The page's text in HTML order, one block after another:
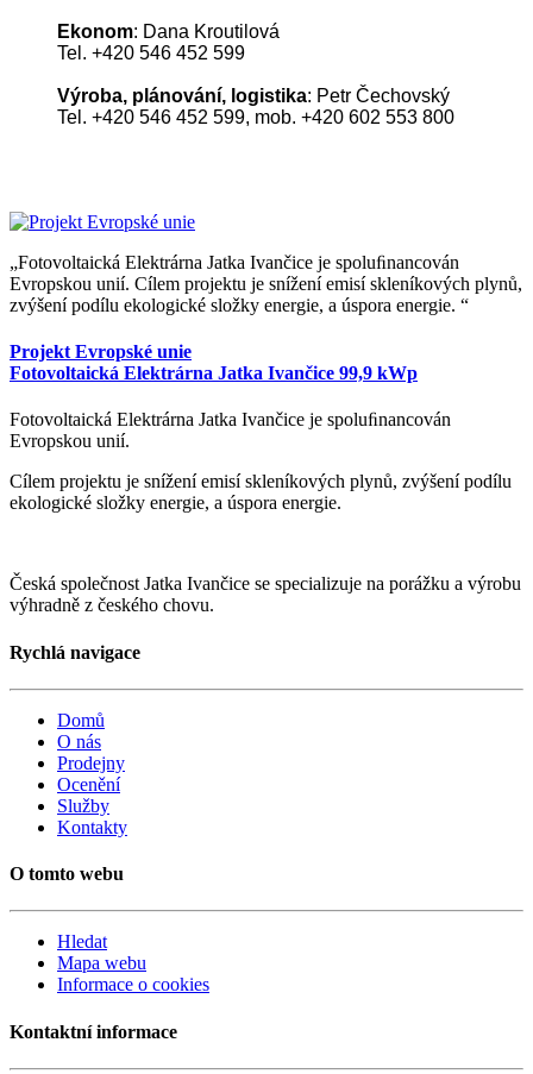
Ekonom: Dana Kroutilová
Tel. +420 546 452 599
Výroba, plánování, logistika: Petr Čechovský
Tel. +420 546 452 599, mob. +420 602 553 800
Fotovoltaická Elektrárna‎ Jatka Ivančice je spoluﬁnancován
Evropskou unií. Cílem projektu je snížení emisí skleníkových plynů,
zvýšení podílu ekologické složky energie, a úspora energie.
Projekt Evropské unie
Fotovoltaická Elektrárna‎ Jatka Ivančice 99,9 kWp
Fotovoltaická Elektrárna‎ Jatka Ivančice je spoluﬁnancován
Evropskou unií.
Cílem projektu je snížení emisí skleníkových plynů, zvýšení podílu
ekologické složky energie, a úspora energie.
Česká společnost Jatka Ivančice se specializuje na porážku a výrobu
výhradně z českého chovu.
Rychlá navigace
Domů
O nás
Prodejny
Ocenění
Služby
Kontakty
O tomto webu
Hledat
Mapa webu
Informace o cookies
Kontaktní informace